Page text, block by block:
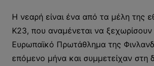
Η νεαρή είναι ένα από τα μέλη της
Κ23, που αναμένεται να ξεχωρίσουν
Ευρωπαϊκό Πρωτάθλημα της
επόμενο μήνα και συμμετείχαν στη